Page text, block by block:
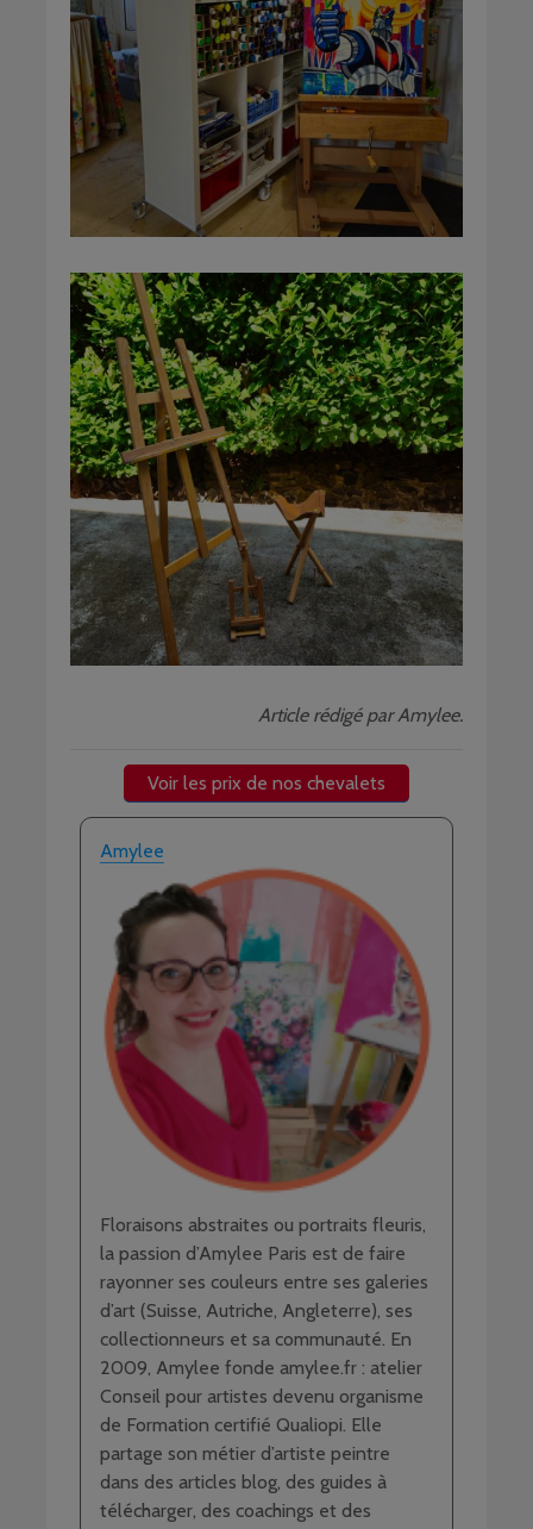
Article rédigé par Amylee.
Voir les prix de nos chevalets
Amylee
Floraisons abstraites ou portraits fleuris,
la passion d’Amylee Paris est de faire
rayonner ses couleurs entre ses galeries
d’art (Suisse, Autriche, Angleterre), ses
collectionneurs et sa communauté. En
2009, Amylee fonde amylee.fr : atelier
Conseil pour artistes devenu organisme
de Formation certifié Qualiopi. Elle
partage son métier d’artiste peintre
dans des articles blog, des guides à
télécharger, des coachings et des